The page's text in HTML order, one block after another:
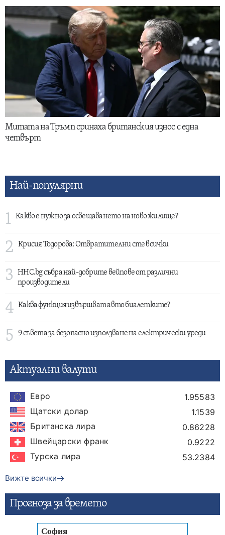
Митата на Тръмп сринаха британския износ с една
четвърт
Най-популярни
1 Какво е нужно за освещаването на ново жилище?
2 Крисия Тодорова: Отвратителни сте всички
3
HHC.bg събра най-добрите вейпове от различни
производители
4 Каква функция извършват авто биалетките?
5 9 съвета за безопасно използване на електрически уреди
Актуални валути
Евро
1.95583
Щатски долар
1.1539
Британска лира
0.86228
Швейцарски франк
0.9222
Турска лира
53.2384
Вижте всички
Прогнозa за времето